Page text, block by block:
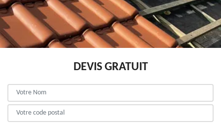
DEVIS GRATUIT